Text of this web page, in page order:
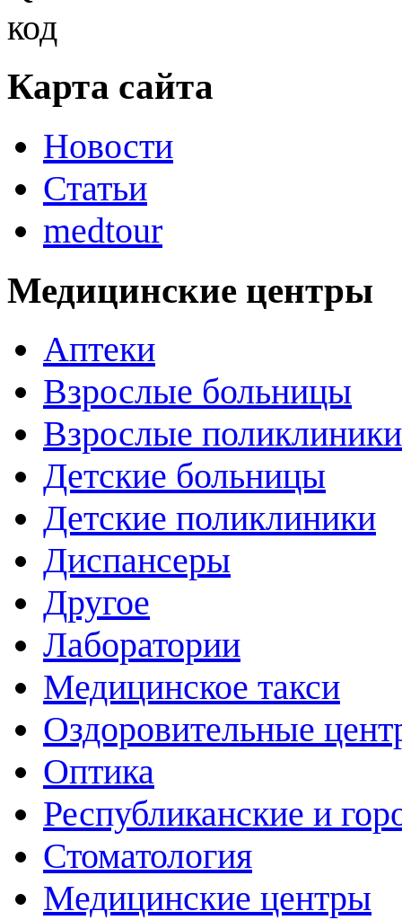
Карта сайта
Новости
Статьи
medtour
Медицинские центры
Аптеки
Взрослые больницы
Взрослые поликлиники
Детские больницы
Детские поликлиники
Диспансеры
Другое
Лаборатории
Медицинское такси
Оздоровительные
Оптика
Республиканские и
Стоматология
Медицинские центры